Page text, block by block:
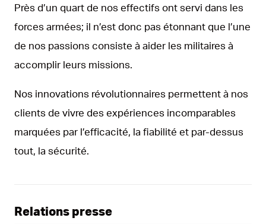
Près d’un quart de nos effectifs ont servi dans les
forces armées; il n’est donc pas étonnant que l’une
de nos passions consiste à aider les militaires à
accomplir leurs missions.
Nos innovations révolutionnaires permettent à nos
clients de vivre des expériences incomparables
marquées par l’efficacité, la fiabilité et par-dessus
tout, la sécurité.
Relations presse